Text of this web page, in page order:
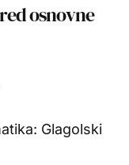
osnovne
Glagolski